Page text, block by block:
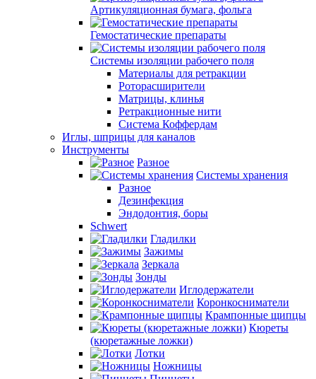
Артикуляционная бумага, фольга
Гемостатические препараты
Системы изоляции рабочего поля
Материалы для ретракции
Роторасширители
Матрицы, клинья
Ретракционные нити
Система Коффердам
Иглы, шприцы для каналов
Инструменты
Разное
Системы хранения
Разное
Дезинфекция
Эндодонтия, боры
Schwert
Гладилки
Зажимы
Зеркала
Зонды
Иглодержатели
Коронкосниматели
Крампонные щипцы
Кюреты
(кюретажные ложки)
Лотки
Ножницы